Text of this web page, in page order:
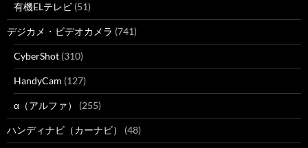
有機ELテレビ (51)
デジカメ・ビデオカメラ (741)
CyberShot (310)
HandyCam (127)
α（アルファ） (255)
ハンディナビ（カーナビ） (48)